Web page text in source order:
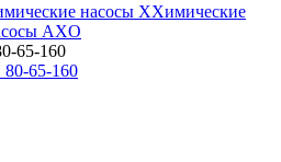
насосы XХимические
AXО
65-160